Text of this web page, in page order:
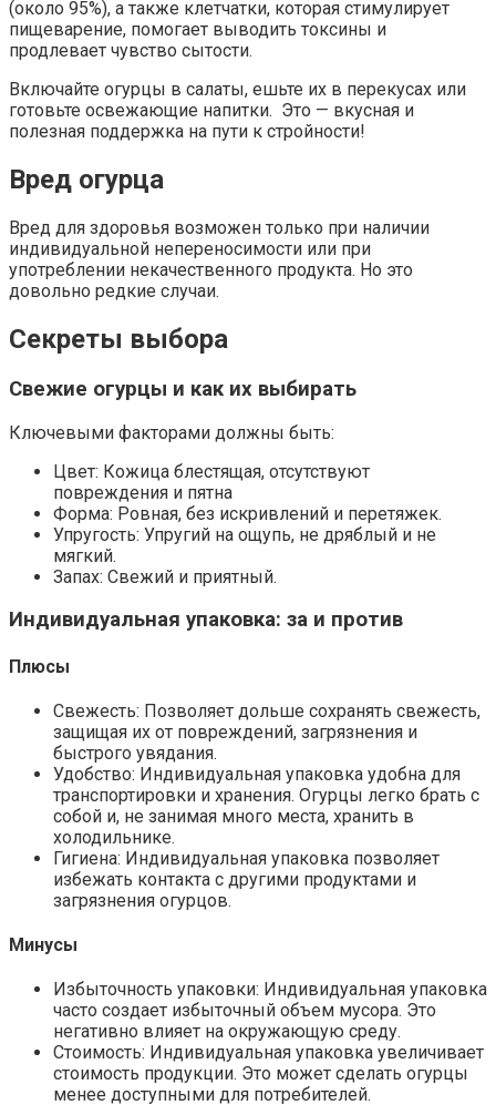
(около 95%), а также клетчатки, которая стимулирует
пищеварение, помогает выводить токсины и
продлевает чувство сытости.
Включайте огурцы в салаты, ешьте их в перекусах или
готовьте освежающие напитки. Это — вкусная и
полезная поддержка на пути к стройности!
Вред огурца
Вред для здоровья возможен только при наличии
индивидуальной непереносимости или при
употреблении некачественного продукта. Но это
довольно редкие случаи.
Секреты выбора
Свежие огурцы и как их выбирать
Ключевыми факторами должны быть:
Цвет: Кожица блестящая, отсутствуют
повреждения и пятна
Форма: Ровная, без искривлений и перетяжек.
Упругость: Упругий на ощупь, не дряблый и не
мягкий.
Запах: Свежий и приятный.
Индивидуальная упаковка: за и против
Плюсы
Свежесть: Позволяет дольше сохранять свежесть,
защищая их от повреждений, загрязнения и
быстрого увядания.
Удобство: Индивидуальная упаковка удобна для
транспортировки и хранения. Огурцы легко брать с
собой и, не занимая много места, хранить в
холодильнике.
Гигиена: Индивидуальная упаковка позволяет
избежать контакта с другими продуктами и
загрязнения огурцов.
Минусы
Избыточность упаковки: Индивидуальная упаковка
часто создает избыточный объем мусора. Это
негативно влияет на окружающую среду.
Стоимость: Индивидуальная упаковка увеличивает
стоимость продукции. Это может сделать огурцы
менее доступными для потребителей.